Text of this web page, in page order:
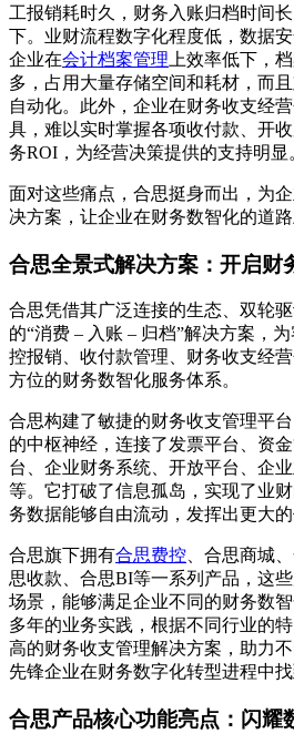
工报销耗时久，财务入账归档时间
下。业财流程数字化程度低，数据
企业在会计档案管理 上效率低下，
多，占用大量存储空间和耗材，而
自动化。此外，企业在财务收支经
具，难以实时掌握各项收付款、开
务ROI，为经营决策提供的支持明显
面对这些痛点，合思挺身而出，为
决方案，让企业在财务数智化的道路
合思全景式解决方案：开启财
合思凭借其广泛连接的生态、双轮
的“消费 – 入账 – 归档”解决方案，
控报销、收付款管理、财务收支经
方位的财务数智化服务体系。
合思构建了敏捷的财务收支管理平
的中枢神经，连接了发票平台、资
台、企业财务系统、开放平台、企
等。它打破了信息孤岛，实现了业
务数据能够自由流动，发挥出更大的
合思旗下拥有合思费控 、合思商城
思收款、合思BI等一系列产品，这
场景，能够满足企业不同的财务数
多年的业务实践，根据不同行业的
高的财务收支管理解决方案，助力
先锋企业在财务数字化转型进程中找
合思产品核心功能亮点：闪耀